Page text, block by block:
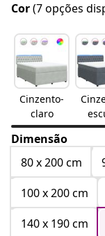
Cor(7 opções
Cinzento-
claro
Dimensão
80 x 200 cm
100 x 200 cm
140 x 190 cm